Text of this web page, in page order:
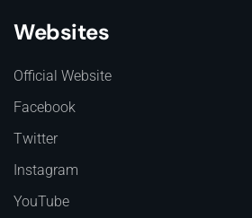
Websites
Official Website
Facebook
Twitter
Instagram
YouTube